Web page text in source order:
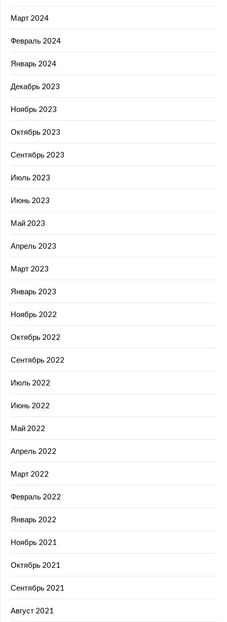
Март 2024
Февраль 2024
Январь 2024
Декабрь 2023
Ноябрь 2023
Октябрь 2023
Сентябрь 2023
Июль 2023
Июнь 2023
Май 2023
Апрель 2023
Март 2023
Январь 2023
Ноябрь 2022
Октябрь 2022
Сентябрь 2022
Июль 2022
Июнь 2022
Май 2022
Апрель 2022
Март 2022
Февраль 2022
Январь 2022
Ноябрь 2021
Октябрь 2021
Сентябрь 2021
Август 2021